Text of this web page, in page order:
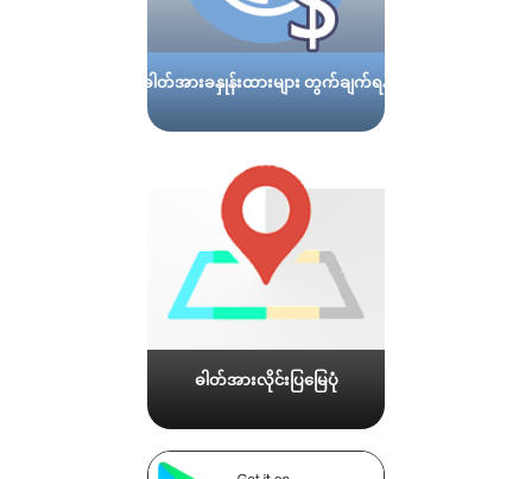
ဓါတ်အားခနှုန်းထားများ တွက်ချက်ရန်
ဓါတ်အားလိုင်းပြမြေပုံ